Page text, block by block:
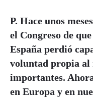
P. Hace unos
el Congreso de
España perdió
voluntad propia al
importantes.
en Europa y en